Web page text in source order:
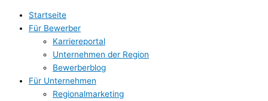
Inhalt
springen
Startseite
Für Bewerber
Karriereportal
Unternehmen der Region
Bewerberblog
Für Unternehmen
Regionalmarketing